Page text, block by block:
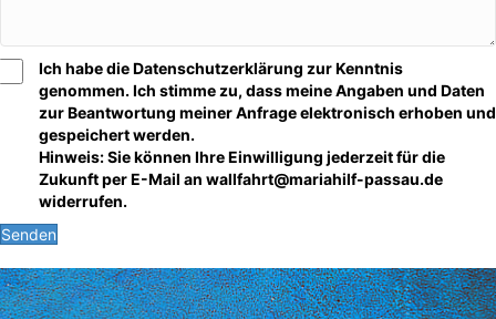
Ich habe die Datenschutzerklärung zur Kenntnis
genommen. Ich stimme zu, dass meine Angaben und Daten
zur Beantwortung meiner Anfrage elektronisch erhoben und
gespeichert werden.
Hinweis: Sie können Ihre Einwilligung jederzeit für die
Zukunft per E-Mail an wallfahrt@mariahilf-passau.de
widerrufen.
Senden